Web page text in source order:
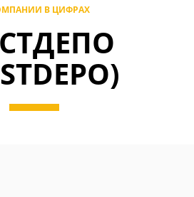
В ЦИФРАХ